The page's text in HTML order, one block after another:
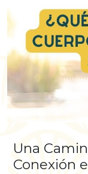
Una
Conexión